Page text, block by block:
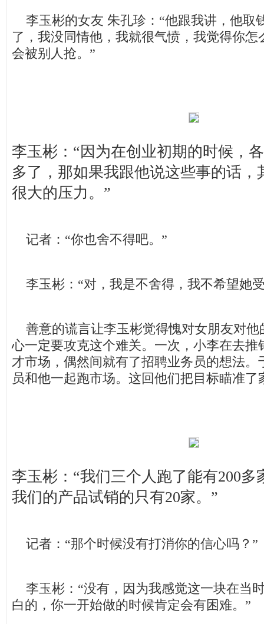
李玉彬的女友 朱孔珍：“他跟我讲，他取
了，我没同情他，我就很气愤，我觉得你怎
会被别人抢。”
李玉彬：“因为在创业初期的时候，
多了，那如果我跟他说这些事的话，
很大的压力。”
记者：“你也舍不得吧。”
李玉彬：“对，我是不舍得，我不希望她
善意的谎言让李玉彬觉得愧对女朋友对他
心一定要攻克这个难关。一次，小李在去推
才市场，偶然间就有了招聘业务员的想法。
员和他一起跑市场。这回他们把目标瞄准了
李玉彬：“我们三个人跑了能有200多
我们的产品试销的只有20家。”
记者：“那个时候没有打消你的信心吗？”
李玉彬：“没有，因为我感觉这一块在当
白的，你一开始做的时候肯定会有困难。”